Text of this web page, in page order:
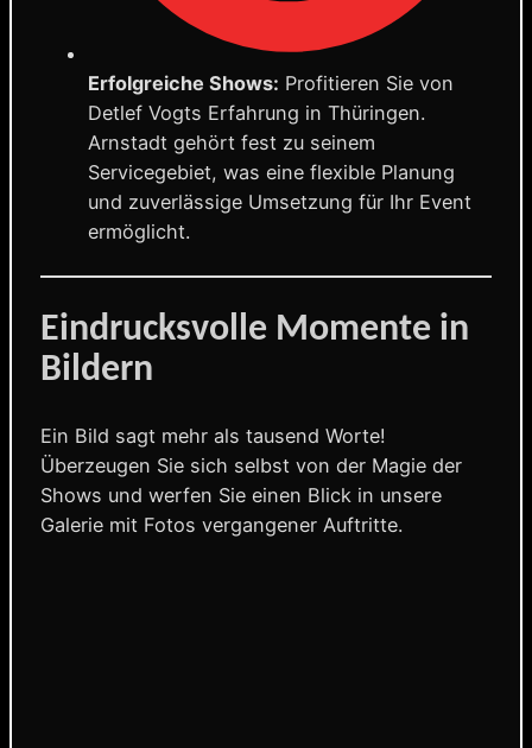
Erfolgreiche Shows: Profitieren Sie von
Detlef Vogts Erfahrung in Thüringen.
Arnstadt gehört fest zu seinem
Servicegebiet, was eine flexible Planung
und zuverlässige Umsetzung für Ihr Event
ermöglicht.
Eindrucksvolle Momente in
Bildern
Ein Bild sagt mehr als tausend Worte!
Überzeugen Sie sich selbst von der Magie der
Shows und werfen Sie einen Blick in unsere
Galerie mit Fotos vergangener Auftritte.